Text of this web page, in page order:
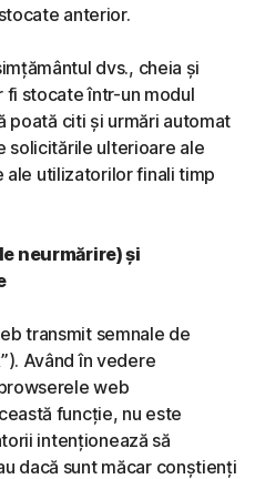
anterior.
dvs., cheia și
fi stocate într-un modul
poată citi și urmări automat
solicitările ulterioare ale
ale utilizatorilor finali timp
neurmărire) și
transmit semnale de
Având în vedere
web
funcție, nu este
intenționează să
dacă sunt măcar conștienți